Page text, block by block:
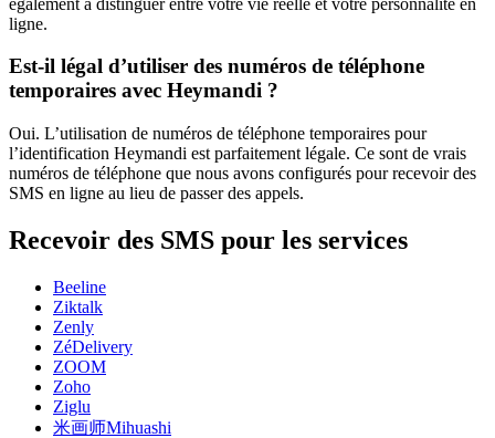
ligne.
Est-il légal d’utiliser des numéros de téléphone
temporaires avec Heymandi ?
Oui. L’utilisation de numéros de téléphone temporaires pour
l’identification Heymandi est parfaitement légale. Ce sont de vrais
numéros de téléphone que nous avons configurés pour recevoir des
SMS en ligne au lieu de passer des appels.
Recevoir des SMS pour les services
Beeline
Ziktalk
Zenly
ZéDelivery
ZOOM
Zoho
Ziglu
米画师Mihuashi